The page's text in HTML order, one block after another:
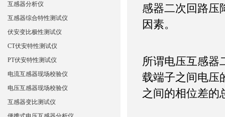
感器二次回路压
因素。
所谓电压互感器
载端子之间电压
之间的相位差的
互感器分析仪
互感器综合特性测试仪
伏安变比极性测试仪
CT伏安特性测试仪
PT伏安特性测试仪
电流互感器现场校验仪
电压互感器现场校验仪
互感器变比测试仪